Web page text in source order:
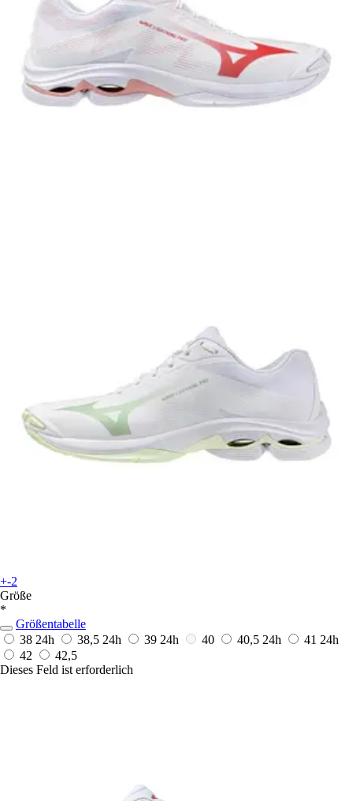
+-2
Größe
*
Größentabelle
38 24h 38,5 24h 39 24h 40 40,5 24h 41 24h
42
42,5
Dieses Feld ist erforderlich